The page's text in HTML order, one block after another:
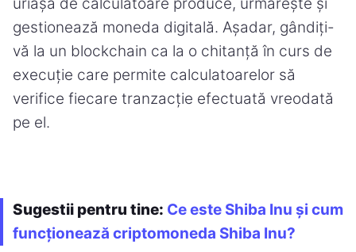
gestionează moneda digitală. Așadar, gândiți-
vă la un blockchain ca la o chitanță în curs de
execuție care permite calculatoarelor să
verifice fiecare tranzacție efectuată vreodată
pe el.
Sugestii pentru tine: Ce este Shiba Inu și cum
funcționează criptomoneda Shiba Inu?